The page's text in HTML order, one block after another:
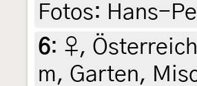
Fotos: Hans-
6: ♀,
m, Garten,